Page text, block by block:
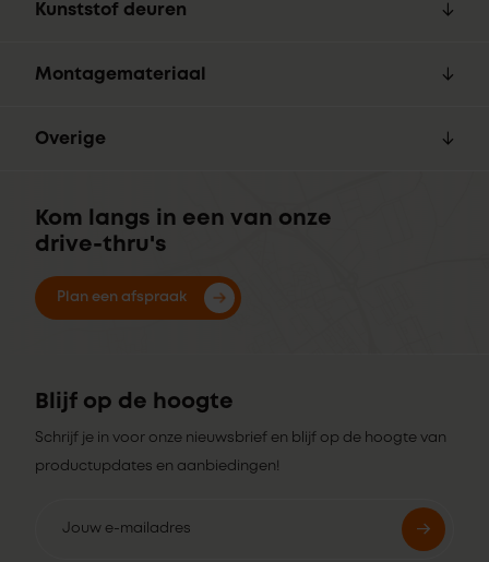
Kunststof deuren
Montagemateriaal
Overige
Kom langs in een van onze
drive-thru's
Plan een afspraak
Blijf op de hoogte
Schrijf je in voor onze nieuwsbrief en blijf op de hoogte van
productupdates en aanbiedingen!